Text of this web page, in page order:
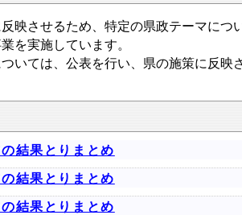
映させるため、特定の県政テーマにつ
を実施しています。
いては、公表を行い、県の施策に反映
結果とりまとめ
結果とりまとめ
結果とりまとめ